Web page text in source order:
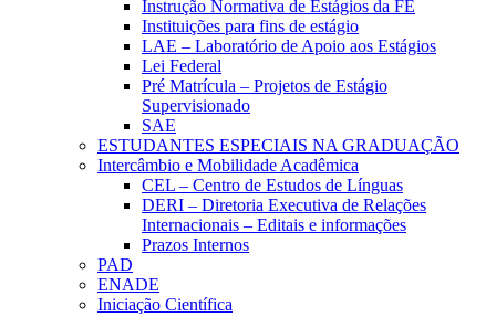
Instrução Normativa de Estágios da FE
Instituições para fins de estágio
LAE – Laboratório de Apoio aos Estágios
Lei Federal
Pré Matrícula – Projetos de Estágio
Supervisionado
SAE
ESTUDANTES ESPECIAIS NA GRADUAÇÃO
Intercâmbio e Mobilidade Acadêmica
CEL – Centro de Estudos de Línguas
DERI – Diretoria Executiva de Relações
Internacionais – Editais e informações
Prazos Internos
PAD
ENADE
Iniciação Científica